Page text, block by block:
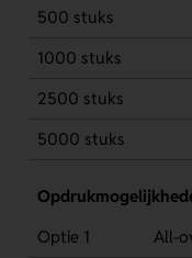
500 stuks
1000 stuks
2500 stuks
5000 stuks
Optie 1
All-